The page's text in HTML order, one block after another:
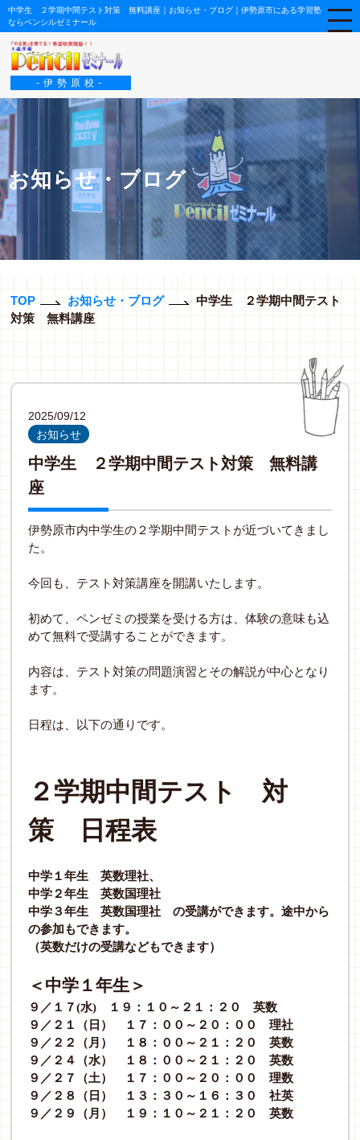
中学生 ２学期中間テスト対策 無料講座｜お知らせ・ブログ｜伊勢原市にある学習塾
ならペンシルゼミナール
-伊勢原校-
お知らせ・ブログ
TOP お知らせ・ブログ
中学生 ２学期中間テスト
対策 無料講座
2025/09/12
お知らせ
中学生 ２学期中間テスト対策 無料講
座
伊勢原市内中学生の２学期中間テストが近づいてきまし
た。
今回も、テスト対策講座を開講いたします。
初めて、ペンゼミの授業を受ける方は、体験の意味も込
めて無料で受講することができます。
内容は、テスト対策の問題演習とその解説が中心となり
ます。
日程は、以下の通りです。
２学期中間テスト 対
策 日程表
中学１年生 英数理社、
中学２年生 英数国理社
中学３年生 英数国理社 の受講ができます。途中から
の参加もできます。
（英数だけの受講などもできます）
＜中学１年生＞
９／１７(水) １９：１０～２１：２０ 英数
９／２１（日） １７：００～２０：００ 理社
９ ／２２（月） １８：００～２１：２０ 英数
９／２４（水） １８：００～２１：２０ 英数
９／２７（土） １７：００～２０：００ 理数
９／２８（日） １３：３０～１６：３０ 社英
９／２９（月） １９：１０～２１：２０ 英数